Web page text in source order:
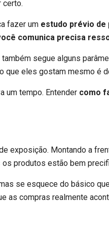
certo.
fazer um estudo prévio de
comunica precisa
segue alguns
que eles gostam mesmo
um tempo. Entender como
exposição. Montando a
produtos estão bem
se esquece do básico
as compras realmente